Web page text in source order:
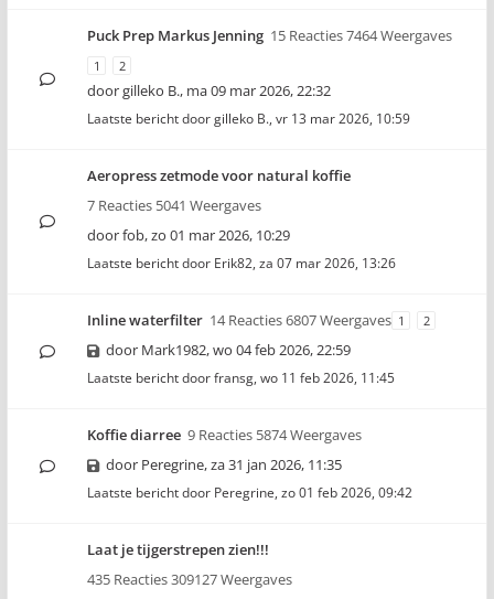
Puck Prep Markus Jenning 15 Reacties 7464 Weergaves
1 2
doorgilleko B., ma 09 mar 2026, 22:32
Laatste bericht doorgilleko B., vr 13 mar 2026, 10:59
Aeropress zetmode voor natural koffie
7 Reacties 5041 Weergaves
doorfob,zo 01 mar 2026, 10:29
Laatste bericht door Erik82, za 07 mar 2026, 13:26
Inline waterfilter 14 Reacties 6807 Weergaves 1 2
door Mark1982,wo 04 feb 2026, 22:59
Laatste bericht doorfransg, wo 11 feb 2026, 11:45
Koffie diarree 9 Reacties 5874 Weergaves
door Peregrine,za 31 jan 2026, 11:35
Laatste bericht door Peregrine, zo 01 feb 2026, 09:42
Laat je tijgerstrepen zien!!!
435 Reacties 309127 Weergaves